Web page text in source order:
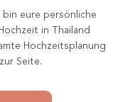
bin eure persönliche
in Thailand
Hochzeitsplanung
Seite.